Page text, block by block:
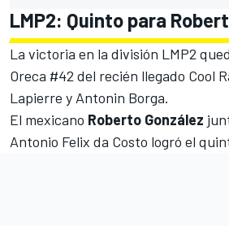
LMP2: Quinto para
La victoria en la división LMP2
Oreca #42 del recién llegado Cool
Lapierre y Antonin Borga.
El mexicano Roberto González
Antonio Felix da Costo logró el